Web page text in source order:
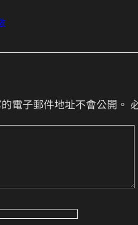
電子郵件地址不會公開。